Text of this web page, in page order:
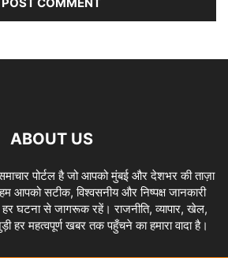
ABOUT US
समाचार पोर्टल है जो आपको मुंबई और देशभर की ताज़ा
आपको सटीक, विश्वसनीय और निष्पक्ष जानकारी
घटना से जागरूक रहें। राजनीति, व्यापार, खेल,
महत्वपूर्ण खबर तक पहुँचने का हमारा वादा है।